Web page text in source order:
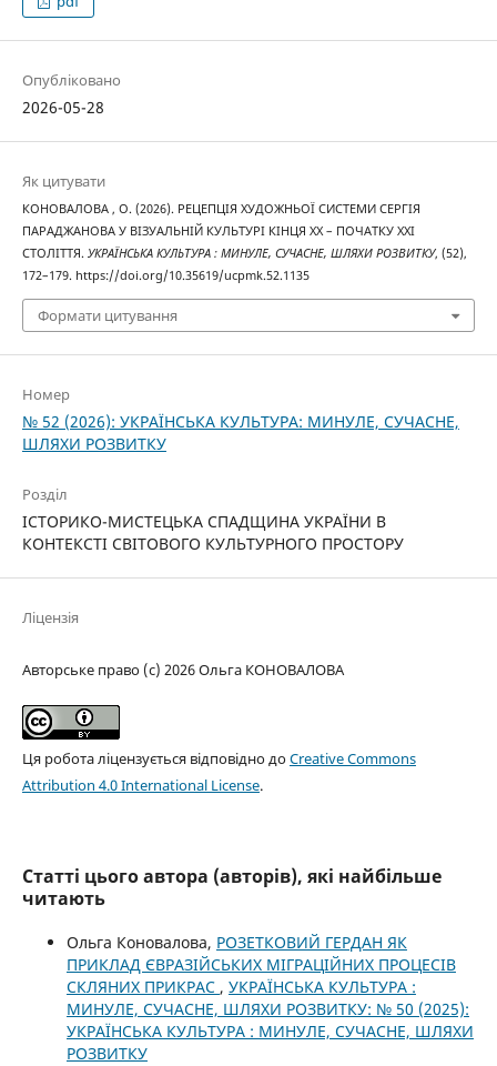
Опубліковано
2026-05-28
Як цитувати
КОНОВАЛОВА , О. (2026). РЕЦЕПЦІЯ ХУДОЖНЬОЇ СИСТЕМИ СЕРГІЯ
ПАРАДЖАНОВА У ВІЗУАЛЬНІЙ КУЛЬТУРІ КІНЦЯ ХХ – ПОЧАТКУ ХХІ
СТОЛІТТЯ. УКРАЇНСЬКА КУЛЬТУРА : МИНУЛЕ, СУЧАСНЕ, ШЛЯХИ РОЗВИТКУ, (52),
172–179. https://doi.org/10.35619/ucpmk.52.1135
Формати цитування
Номер
№ 52 (2026): УКРАЇНСЬКА КУЛЬТУРА: МИНУЛЕ, СУЧАСНЕ,
ШЛЯХИ РОЗВИТКУ
Розділ
ІСТОРИКО-МИСТЕЦЬКА СПАДЩИНА УКРАЇНИ В
КОНТЕКСТІ СВІТОВОГО КУЛЬТУРНОГО ПРОСТОРУ
Ліцензія
Авторське право (c) 2026 Ольга КОНОВАЛОВА
Ця робота ліцензується відповідно доCreative Commons
Attribution 4.0 International License.
Статті цього автора (авторів), які найбільше
читають
Ольга Коновалова, РОЗЕТКОВИЙ ГЕРДАН ЯК
ПРИКЛАД ЄВРАЗІЙСЬКИХ МІГРАЦІЙНИХ ПРОЦЕСІВ
СКЛЯНИХ ПРИКРАС , УКРАЇНСЬКА КУЛЬТУРА :
МИНУЛЕ, СУЧАСНЕ, ШЛЯХИ РОЗВИТКУ: № 50 (2025):
УКРАЇНСЬКА КУЛЬТУРА : МИНУЛЕ, СУЧАСНЕ, ШЛЯХИ
РОЗВИТКУ